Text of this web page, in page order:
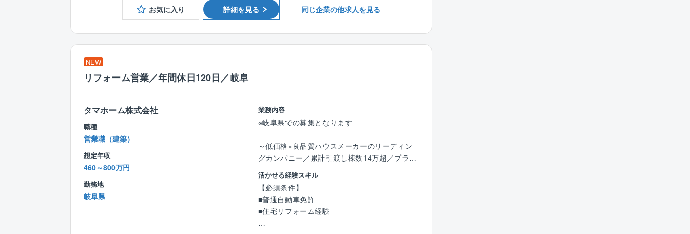
■お施主様からのお問い合わせ対応等
■点検を通じての補修は業者手配
定期点検は月10～20件程度(支店により変動あ
り)となり、水漏れや給湯器が壊れてしまった等
カーや職人さんなどに依頼をし、工事手配を行
います。
【働き方】
年間休日120日、残業は月あたり10～20時間程
度となります。
入社後の研修も徐々に充実化を図っており、育
お気に入り 詳細を見る 同じ企業の他求人を見る
NEW
リフォーム営業／年間休日120日／岐阜
タマホーム株式会社
職種
営業職（建築）
想定年収
460～800万円
勤務地
岐阜県
業務内容
※岐阜県での募集となります
～低価格×良品質ハウスメーカーのリーディン
グカンパニー／累計引渡し棟数14万超／プライ
ム上場／残業月10～20h程度／充実の福利厚生
◎／年休120日～
■業務詳細：
メンテナンス、リフォーム工事等のご提案を行
うお仕事です。
活かせる経験スキル
【必須条件】
■普通自動車免許
■住宅リフォーム経験